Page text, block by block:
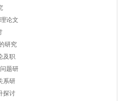
论文
研究
及职
题研
系研
探讨